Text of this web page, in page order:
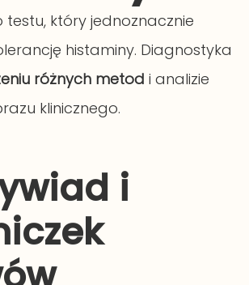
testu, który jednoznacznie
histaminy. Diagnostyka
różnych metod i analizie
klinicznego.
i